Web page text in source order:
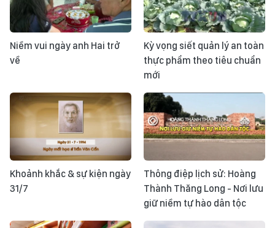
Niềm vui ngày anh Hai trở
về
Kỳ vọng siết quản lý an toàn
thực phẩm theo tiêu chuẩn
mới
Khoảnh khắc & sự kiện ngày
31/7
Thông điệp lịch sử: Hoàng
Thành Thăng Long - Nơi lưu
giữ niềm tự hào dân tộc